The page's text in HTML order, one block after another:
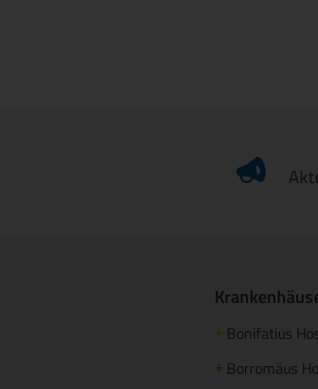
+ Bonifatius
+ Borromäus